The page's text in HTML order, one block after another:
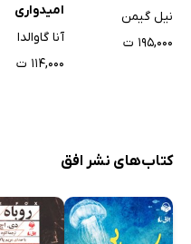
نیل گیمن
۱۹۵,۰۰۰ ت
امیدواری
آنا گاوالدا
۱۱۴,۰۰۰ ت
کتاب‌های نشر افق